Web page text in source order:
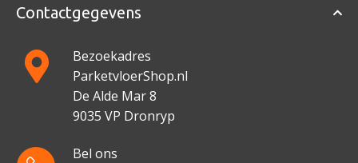
Contactgegevens
Bezoekadres
ParketvloerShop.nl
De Alde Mar 8
9035 VP Dronryp
Bel ons